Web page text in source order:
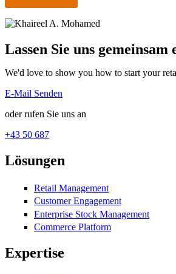
Lassen Sie uns gemeinsam
We'd love to show you how to start your
E-Mail Senden
oder rufen Sie uns an
+43 50 687
Lösungen
Retail Management
Customer Engagement
Enterprise Stock Management
Commerce Platform
Expertise